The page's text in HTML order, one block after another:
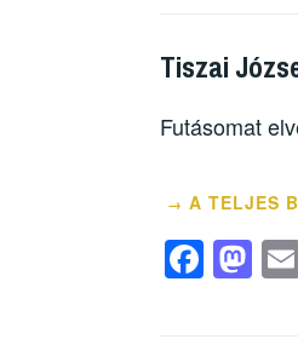
e
b
o
k
o
d
o
Tiszai
Futásomat
→ A TELJES
F
a
M
a